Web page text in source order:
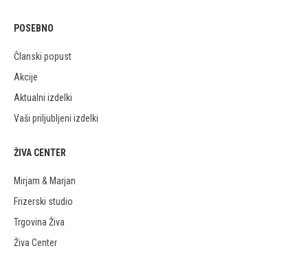
POSEBNO
Članski popust
Akcije
Aktualni izdelki
Vaši priljubljeni izdelki
ŽIVA CENTER
Mirjam & Marjan
Frizerski studio
Trgovina Živa
Živa Center